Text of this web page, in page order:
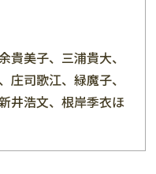
貴美子、三浦貴大、
庄司歌江、緑魔子、
井浩文、根岸季衣ほ